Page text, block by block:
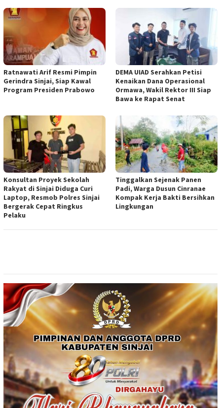
Ratnawati Arif Resmi Pimpin
Gerindra Sinjai, Siap Kawal
Program Presiden Prabowo
DEMA UIAD Serahkan Petisi
Kenaikan Dana Operasional
Ormawa, Wakil Rektor III Siap
Bawa ke Rapat Senat
Konsultan Proyek Sekolah
Rakyat di Sinjai Diduga Curi
Laptop, Resmob Polres Sinjai
Bergerak Cepat Ringkus
Pelaku
Tinggalkan Sejenak Panen
Padi, Warga Dusun Cinranae
Kompak Kerja Bakti Bersihkan
Lingkungan